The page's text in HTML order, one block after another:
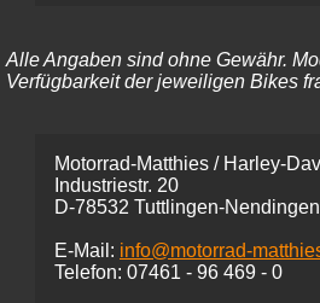
Alle Angaben sind ohne Gewähr.
Verfügbarkeit der jeweiligen Bikes
Motorrad-Matthies / Harley-
Industriestr. 20
D-78532 Tuttlingen-Nendingen
E-Mail: info@motorrad-
Telefon: 07461 - 96 469 - 0